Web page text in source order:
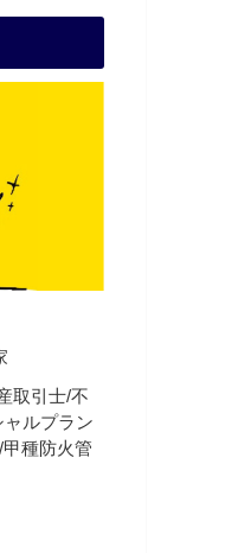
取引士/不
ルプラン
種防火管